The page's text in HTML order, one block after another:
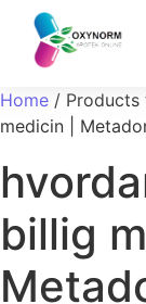
Home / Products
medicin |
billig